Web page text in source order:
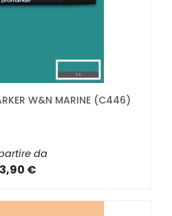
W&N MARINE (C446)
da
3,90 €